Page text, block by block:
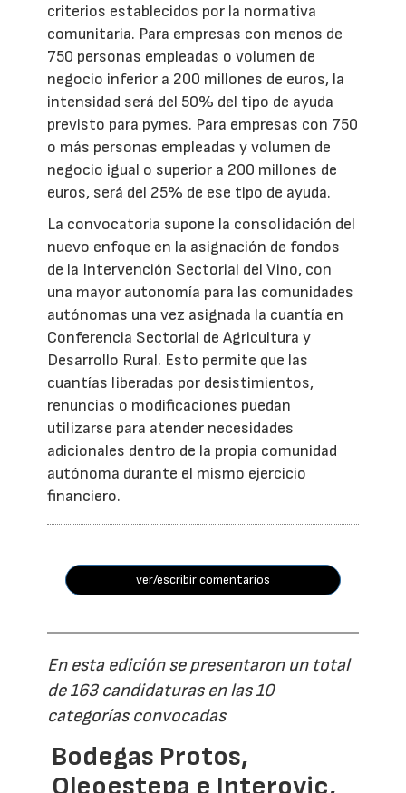
criterios establecidos por la normativa
comunitaria. Para empresas con menos de
750 personas empleadas o volumen de
negocio inferior a 200 millones de euros, la
intensidad será del 50% del tipo de ayuda
previsto para pymes. Para empresas con 750
o más personas empleadas y volumen de
negocio igual o superior a 200 millones de
euros, será del 25% de ese tipo de ayuda.
La convocatoria supone la consolidación del
nuevo enfoque en la asignación de fondos
de la Intervención Sectorial del Vino, con
una mayor autonomía para las comunidades
autónomas una vez asignada la cuantía en
Conferencia Sectorial de Agricultura y
Desarrollo Rural. Esto permite que las
cuantías liberadas por desistimientos,
renuncias o modificaciones puedan
utilizarse para atender necesidades
adicionales dentro de la propia comunidad
autónoma durante el mismo ejercicio
financiero.
ver/escribir comentarios
En esta edición se presentaron un total
de 163 candidaturas en las 10
categorías convocadas
Bodegas Protos,
Oleoestepa e Interovic,